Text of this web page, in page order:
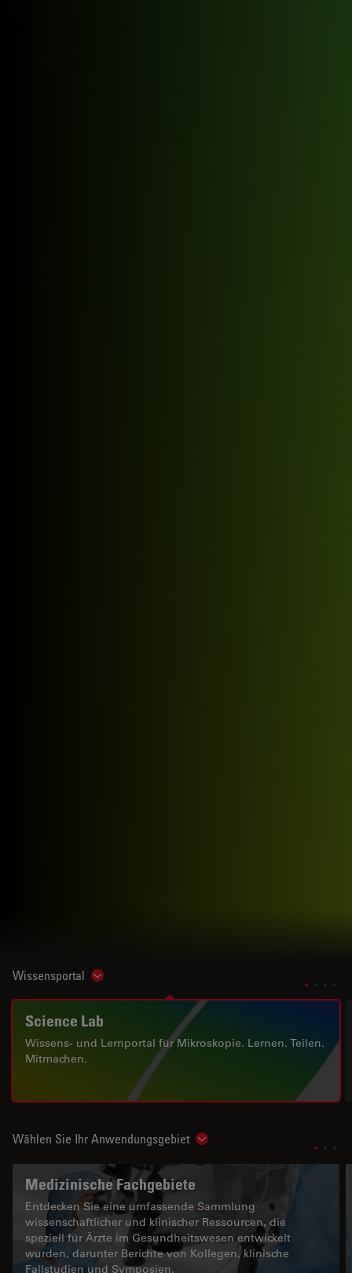
Wissensportal Show subnavigation
Science Lab
Wissens- und Lernportal für Mikroskopie. Lernen. Teilen.
Mitmachen.
Wählen Sie Ihr Anwendungsgebiet Show subnavigation
Medizinische Fachgebiete
Entdecken Sie eine umfassende Sammlung
wissenschaftlicher und klinischer Ressourcen, die
speziell für Ärzte im Gesundheitswesen entwickelt
wurden, darunter Berichte von Kollegen, klinische
Fallstudien und Symposien.